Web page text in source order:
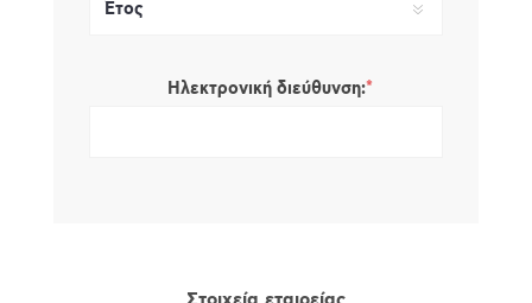
Ηλεκτρονική διεύθυνση:*